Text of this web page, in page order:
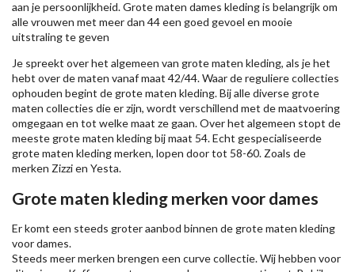
aan je persoonlijkheid. Grote maten dames kleding is belangrijk om
alle vrouwen met meer dan 44 een goed gevoel en mooie
uitstraling te geven
Je spreekt over het algemeen van grote maten kleding, als je het
hebt over de maten vanaf maat 42/44. Waar de reguliere collecties
ophouden begint de grote maten kleding. Bij alle diverse grote
maten collecties die er zijn, wordt verschillend met de maatvoering
omgegaan en tot welke maat ze gaan. Over het algemeen stopt de
meeste grote maten kleding bij maat 54. Echt gespecialiseerde
grote maten kleding merken, lopen door tot 58-60. Zoals de
merken Zizzien Yesta.
Grote maten kleding merken voor dames
Er komt een steeds groter aanbod binnen de grote maten kleding
voor dames.
Steeds meer merken brengen een curve collectie. Wij hebben voor